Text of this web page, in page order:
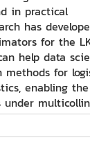
in practical
has
for the
help data
for
enabling